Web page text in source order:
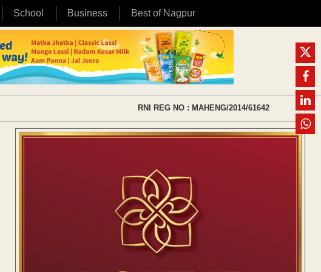
School Business Best of Nagpur
RNI REG NO : MAHENG/2014/61642